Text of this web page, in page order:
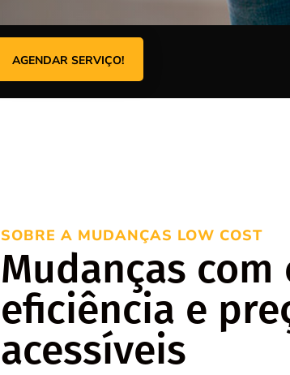
AGENDAR SERVIÇO!
SOBRE A MUDANÇAS LOW COST
Mudanças com
eficiência e
acessíveis